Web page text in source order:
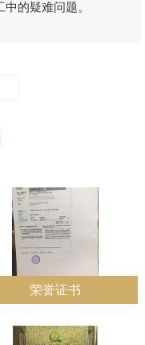
的疑难问题。
荣誉证书